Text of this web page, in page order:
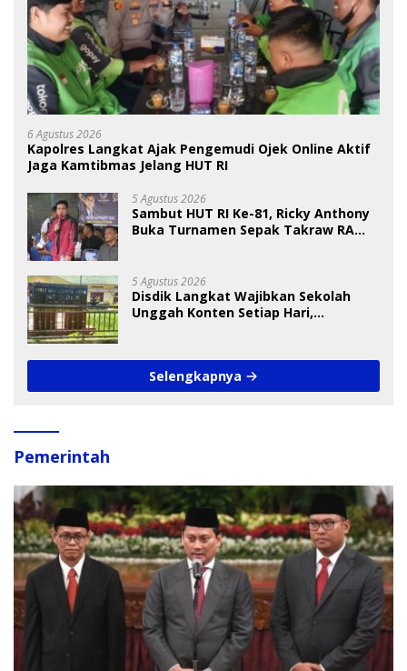
6 Agustus 2026
Kapolres Langkat Ajak Pengemudi Ojek Online Aktif
Jaga Kamtibmas Jelang HUT RI
5 Agustus 2026
Sambut HUT RI Ke-81, Ricky Anthony
Buka Turnamen Sepak Takraw RA
5 Agustus 2026
Disdik Langkat Wajibkan Sekolah
Unggah Konten Setiap Hari,
Selengkapnya
Pemerintah